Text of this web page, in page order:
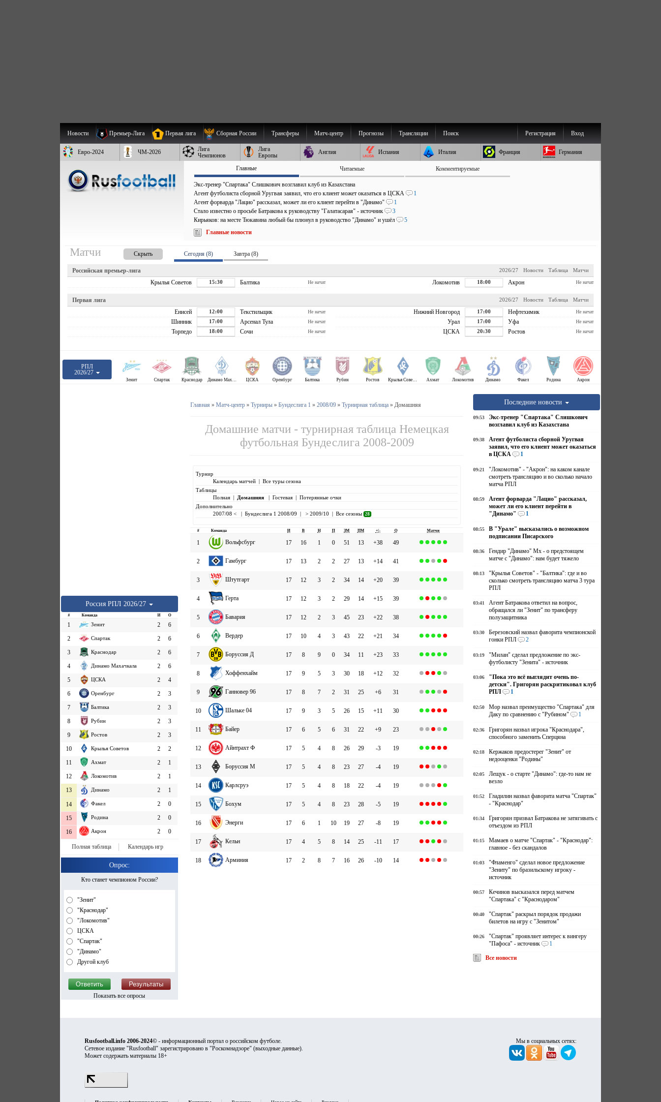
Новости Премьер-Лига Первая лига Сборная России Трансферы Матч-центр Прогнозы Трансляции Поиск Вход
Регистрация
Евро-2024 ЧМ-2026
Лига
Чемпионов
Лига
Европы
Англия Испания Италия Франция Германия
Главные Читаемые Комментируемые
Экс-тренер "Спартака" Слишкович возглавил клуб из Казахстана
Агент футболиста сборной Уругвая заявил, что его клиент может оказаться в ЦСКА
1
Агент форварда "Лацио" рассказал, может ли его клиент перейти в "Динамо"
1
Стало известно о просьбе Батракова к руководству "Галатасарая" - источник
3
Кирьяков: на месте Тюкавина любый бы плюнул в руководство "Динамо" и ушёл
5
Главные новости
Матчи Скрыть Сегодня (8) Завтра (8)
Российская премьер-лига Матчи
Таблица
Новости
2026/27
Крылья Советов 15:30 Балтика Не начат Локомотив 18:00 Акрон Не начат
Первая лига Матчи
Таблица
Новости
2026/27
Енисей 12:00 Текстильщик Не начат Нижний Новгород 17:00 Нефтехимик Не начат
Шинник 17:00 Арсенал Тула Не начат Урал 17:00 Уфа Не начат
Торпедо 18:00 Сочи Не начат ЦСКА 20:30 Ростов Не начат
РПЛ
2026/27
Зенит Спартак Краснодар Динамо Махачкала ЦСКА Оренбург Балтика Рубин Ростов Крылья Советов Ахмат Локомотив Динамо Факел Родина Акрон
Россия РПЛ 2026/27
# Команда И О
1 Зенит 2
6
2
Спартак 2
6
3
Краснодар 2
6
4
Динамо Махачкала 2
6
5
ЦСКА 2
4
6
Оренбург 2
3
7
Балтика 2
3
8
Рубин 2
3
9
Ростов 2
3
10
Крылья Советов 2
2
11
Ахмат 2
1
12
Локомотив 2
1
13
Динамо 2 1
14 Факел 2 0
15 Родина 2 0
16 Акрон 2 0
Полная таблица Календарь игр
Опрос:
Кто станет чемпионом России?
"Зенит"
"Краснодар"
"Локомотив"
ЦСКА
"Спартак"
"Динамо"
Другой клуб
Показать все опросы
Главная » Матч-центр» Турниры» Бундеслига 1 » 2008/09» Турнирная таблица» Домашняя
Домашние матчи - турнирная таблица Немецкая
футбольная Бундеслига 2008-2009
Турнир
Календарь матчей| Все туры сезона
Таблицы
Полная| Домашняя | Гостевая| Потерянные очки
Дополнительно
2007/08 <
| Бундеслига 1 2008/09 | > 2009/10 | Все сезоны 28
# Команда И В Н П ЗМ ПМ +|- О Матчи
1 Вольфсбург 17 16 1 0 51 13 +38 49
2 Гамбург 17 13 2 2 27 13 +14 41
3 Штутгарт 17 12 3 2 34 14 +20 39
4 Герта 17 12 3 2 29 14 +15 39
5 Бавария 17 12 2 3 45 23 +22 38
6 Вердер 17 10 4 3 43 22 +21 34
7 Боруссия Д 17 8 9 0 34 11 +23 33
8 Хоффенхайм 17 9 5 3 30 18 +12 32
9 Ганновер 96 17 8 7 2 31 25 +6 31
10 Шальке 04 17 9 3 5 26 15 +11 30
11 Байер 17 6 5 6 31 22 +9 23
12 Айнтрахт Ф 17 5 4 8 26 29 -3 19
13 Боруссия М 17 5 4 8 23 27 -4 19
14 Карлсруэ 17 5 4 8 18 22 -4 19
15 Бохум 17 5 4 8 23 28 -5 19
16 Энерги 17 6 1 10 19 27 -8 19
17 Кельн 17 4 5 8 14 25 -11 17
18 Арминия 17 2 8 7 16 26 -10 14
Последние новости
09:53
Экс-тренер "Спартака" Слишкович
возглавил клуб из Казахстана
09:38
Агент футболиста сборной Уругвая
заявил, что его клиент может оказаться
в ЦСКА
1
09:21
"Локомотив" - "Акрон": на каком канале
смотреть трансляцию и во сколько начало
матча РПЛ
08:59
Агент форварда "Лацио" рассказал,
может ли его клиент перейти в
"Динамо"
1
08:55
В "Урале" высказались о возможном
подписании Писарского
08:36
Гендир "Динамо" Мх - о предстоящем
матче с "Динамо": нам будет тяжело
08:13
"Крылья Советов" - "Балтика": где и во
сколько смотреть трансляцию матча 3 тура
РПЛ
03:41
Агент Батракова ответил на вопрос,
обращался ли "Зенит" по трансферу
полузащитника
03:30
Березовский назвал фаворита чемпионской
гонки РПЛ
2
03:19
"Милан" сделал предложение по экс-
футболисту "Зенита" - источник
03:06
"Пока это всё выглядит очень по-
детски". Григорян раскритиковал клуб
РПЛ
1
02:50
Мор назвал преимущество "Спартака" для
Даку по сравнению с "Рубином"
1
02:36
Григорян назвал игрока "Краснодара",
способного заменить Сперцяна
02:18
Кержаков предостерег "Зенит" от
недооценки "Родины"
02:05
Лещук - о старте "Динамо": где-то нам не
везло
01:52
Гладилин назвал фаворита матча "Спартак"
- "Краснодар"
01:34
Григорян призвал Батракова не затягивать с
отъездом из РПЛ
01:15
Мамаев о матче "Спартак" - "Краснодар":
главное - без скандалов
01:03
"Фламенго" сделал новое предложение
"Зениту" по бразильскому игроку -
источник
00:57
Кечинов высказался перед матчем
"Спартака" с "Краснодаром"
00:40
"Спартак" раскрыл порядок продажи
билетов на игру с "Зенитом"
00:26
"Спартак" проявляет интерес к вингеру
"Пафоса" - источник
1
Все новости
Rusfootball.info 2006-2024© - информационный портал о российском футболе.
Сетевое издание "Rusfootball" зарегистрировано в "Роскомнадзоре" (выходные данные).
Может содержать материалы 18+
Мы в социальных сетях: